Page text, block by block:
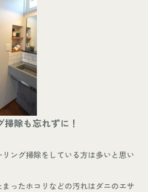
除も忘れずに！
ング掃除をしている方は多いと思い
ったホコリなどの汚れはダニのエサ